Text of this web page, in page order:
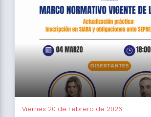
Viernes 20 de Febrero de 2026